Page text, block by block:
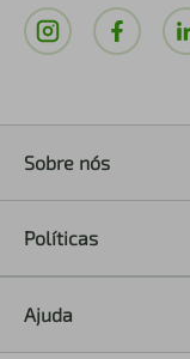
Sobre nós
Políticas
Ajuda